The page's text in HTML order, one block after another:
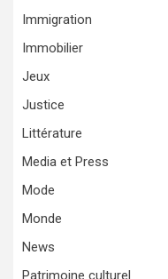
Immigration
Immobilier
Jeux
Justice
Littérature
Media et Press
Mode
Monde
News
Patrimoine culturel